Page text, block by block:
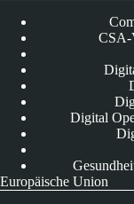
CSA-
Digital
Europäische Union